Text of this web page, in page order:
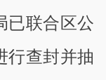
已联合区公
行查封并抽